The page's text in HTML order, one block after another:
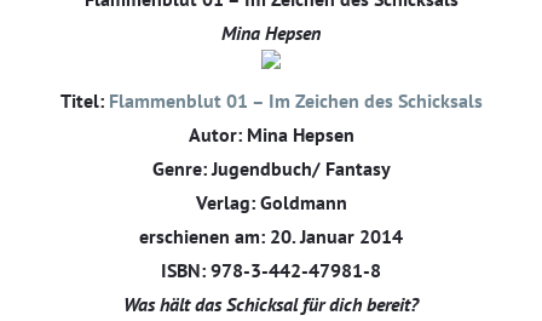
Mina Hepsen
Titel: Flammenblut 01 – Im Zeichen des Schicksals
Autor: Mina Hepsen
Genre: Jugendbuch/ Fantasy
Verlag: Goldmann
erschienen am: 20. Januar 2014
ISBN: 978-3-442-47981-8
Was hält das Schicksal für dich bereit?